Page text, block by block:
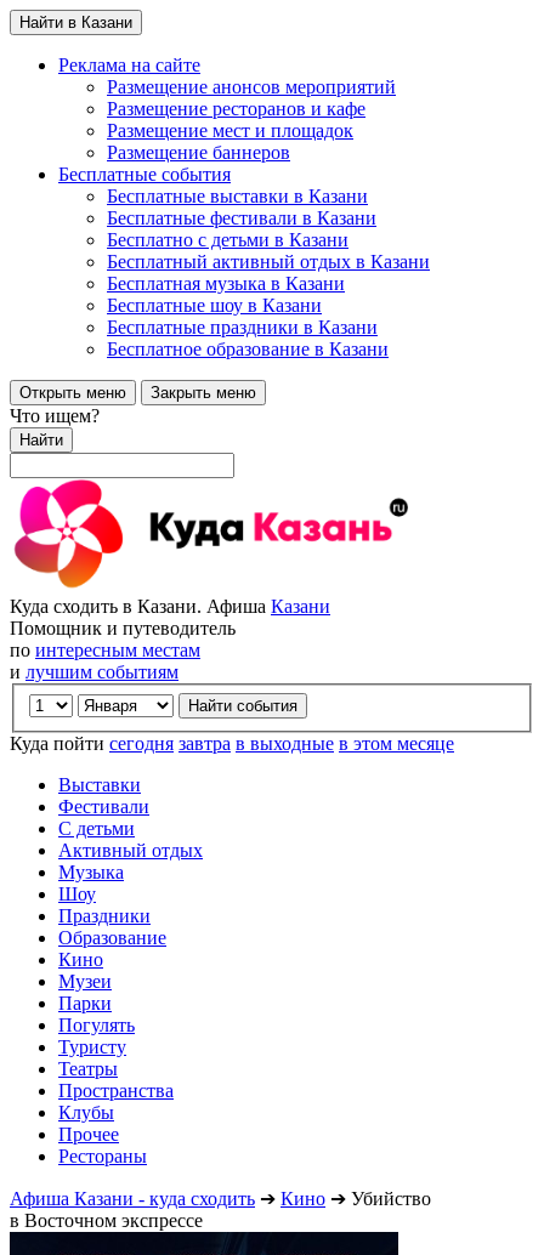
Найти в Казани
Реклама на сайте
Размещение анонсов мероприятий
Размещение ресторанов и кафе
Размещение мест и площадок
Размещение баннеров
Бесплатные события
Бесплатные выставки в Казани
Бесплатные фестивали в Казани
Бесплатно с детьми в Казани
Бесплатный активный отдых в Казани
Бесплатная музыка в Казани
Бесплатные шоу в Казани
Бесплатные праздники в Казани
Бесплатное образование в Казани
Открыть меню Закрыть меню
Что ищем?
Найти
Куда сходить в Казани. Афиша Казани
Помощник и путеводитель
по интересным местам
и лучшим событиям
Куда пойти сегодня завтра в выходные в этом месяце
Выставки
Фестивали
С детьми
Активный отдых
Музыка
Шоу
Праздники
Образование
Кино
Музеи
Парки
Погулять
Туристу
Театры
Пространства
Клубы
Прочее
Рестораны
Афиша Казани - куда сходить ➔ Кино ➔ Убийство
в Восточном экспрессе